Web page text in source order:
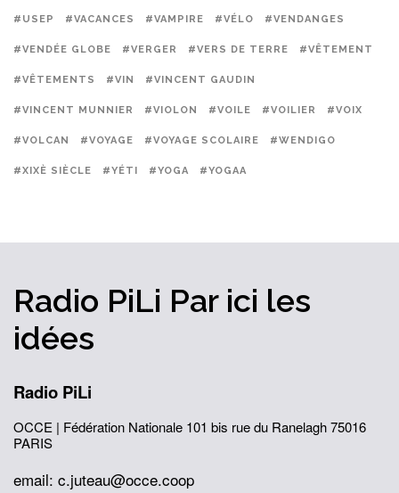
#USEP #VACANCES #VAMPIRE #VÉLO #VENDANGES
#VENDÉE GLOBE #VERGER #VERS DE TERRE #VÊTEMENT
#VÊTEMENTS #VIN #VINCENT GAUDIN
#VINCENT MUNNIER #VIOLON #VOILE #VOILIER #VOIX
#VOLCAN #VOYAGE #VOYAGE SCOLAIRE #WENDIGO
#XIXÈ SIÈCLE #YÉTI #YOGA #YOGAA
Radio PiLi Par ici les
idées
Radio PiLi
OCCE | Fédération Nationale 101 bis rue du Ranelagh75016
PARIS
email: c.juteau@occe.coop